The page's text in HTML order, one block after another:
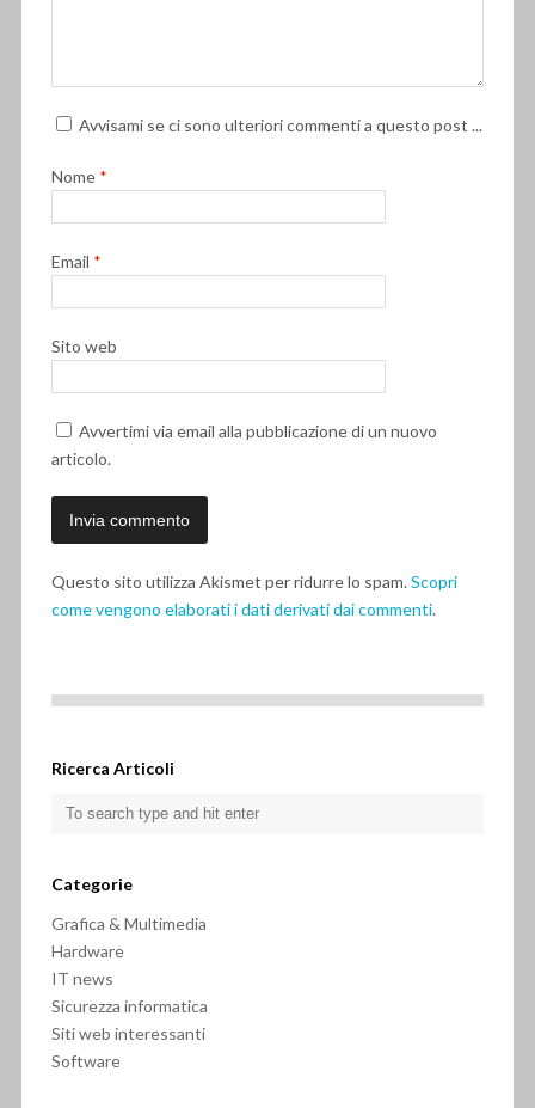
Avvisami se ci sono ulteriori commenti a questo post ...
Nome *
Email *
Sito web
Avvertimi via email alla pubblicazione di un nuovo
articolo.
Questo sito utilizza Akismet per ridurre lo spam.Scopri
come vengono elaborati i dati derivati dai commenti.
Ricerca Articoli
Categorie
Grafica & Multimedia
Hardware
IT news
Sicurezza informatica
Siti web interessanti
Software